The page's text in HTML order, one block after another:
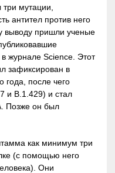
мутации,
антител против него
выводу пришли ученые
в журнале Science. Этот
зафиксирован в
после чего
и B.1.429) и стал
Позже он был
как минимум три
(с помощью него
Они